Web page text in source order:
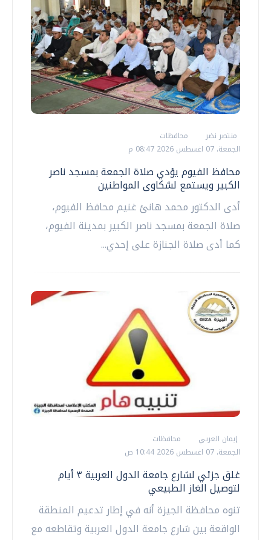
منتصر نضر
محافظات
الجمعة، 07 اغسطس 2026 08:47 م
محافظ الفيوم يؤدي صلاة الجمعة بمسجد ناصر
الكبير ويستمع لشكاوى المواطنين
أدى الدكتور محمد هانئ غنيم محافظ الفيوم،
صلاة الجمعة بمسجد ناصر الكبير بمدينة الفيوم،
كما أدى صلاة الجنازة على إحدي...
إيمان العربي
محافظات
الجمعة، 07 اغسطس 2026 10:44 ص
غلق جزئي لشارع جامعة الدول العربية ٣ أيام
لتوصيل الغاز الطبيعي
تنوه محافظة الجيزة أنه في إطار تدعيم المنطقة
الواقعة بين شارع جامعة الدول العربية وتقاطعه مع